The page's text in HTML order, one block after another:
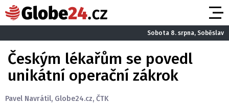
Sobota 8. srpna, Soběslav
Českým lékařům se povedl
unikátní operační zákrok
Pavel Navrátil, Globe24.cz, ČTK